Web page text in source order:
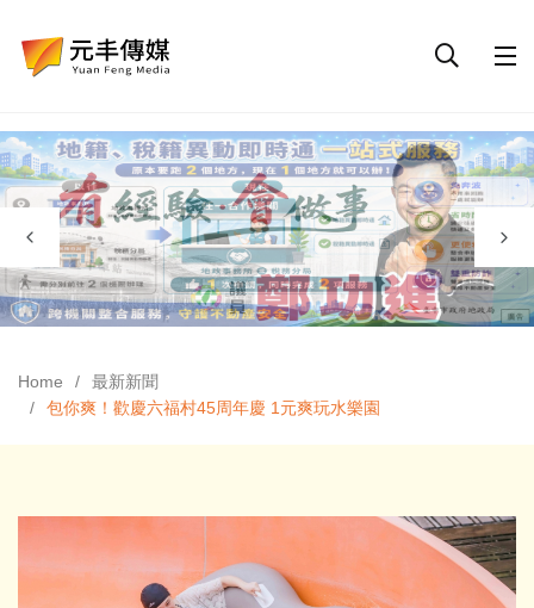
Home
最新新聞
包你爽！歡慶六福村45周年慶 1元爽玩水樂園